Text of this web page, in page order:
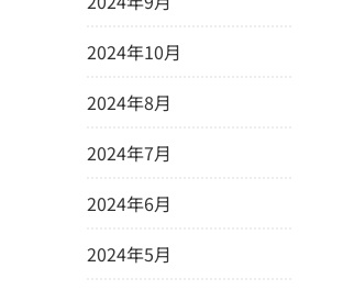
2024年10月
2024年8月
2024年7月
2024年6月
2024年5月